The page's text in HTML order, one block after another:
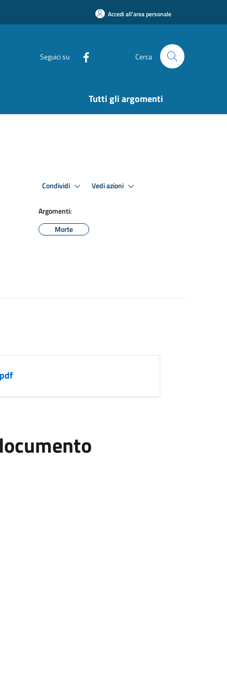
Accedi all'area personale
Seguici su Cerca
Tutti gli argomenti
Condividi Vedi azioni
Argomenti:
Morte